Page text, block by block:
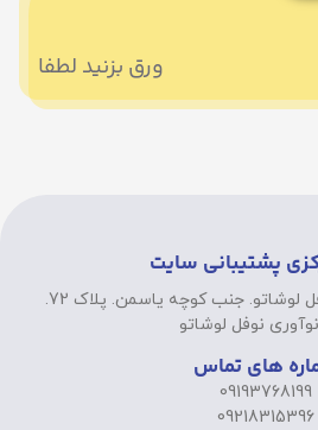
ورق بزنید لطفا
پشتیبانی سایت
خیابان حافظ. خیابان نوفل لوشاتو. جنب کوچه یاسمن. پلاک 72.
نوفل لوشاتو
های تماس
09193768199
09218315396